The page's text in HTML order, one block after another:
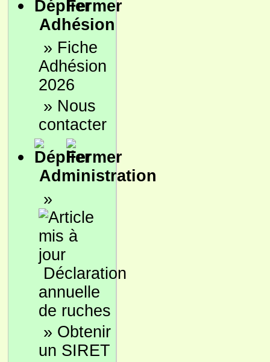
Adhésion
» Fiche
Adhésion
2026
» Nous
contacter
Administration
»
Déclaration
annuelle
de ruches
» Obtenir
un SIRET